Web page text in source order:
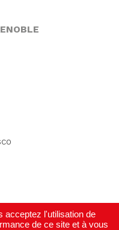
acceptez l'utilisation de
de ce site et à vous